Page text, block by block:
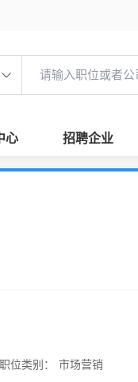
心 招聘企业
职位类别：
市场营销